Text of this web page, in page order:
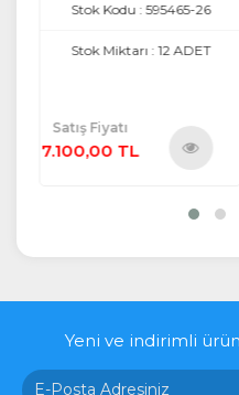
Stok Kodu : 595465-26
Stok Miktarı : 12 ADET
Satış Fiyatı
7.100,00 TL
İncele
Yeni ve indirimli